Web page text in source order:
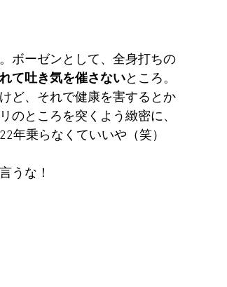
ボーゼンとして、全身打ちの
て吐き気を催さないところ。
ど、それで健康を害するとか
のところを突くよう緻密に、
年乗らなくていいや（笑）
うな！